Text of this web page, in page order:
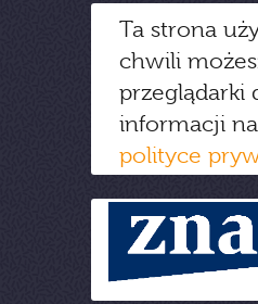
Ta strona
chwili
przeglądarki
informacji
polityce